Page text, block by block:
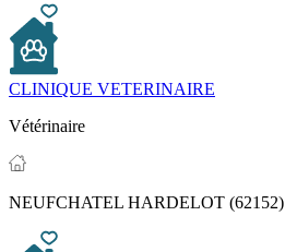
CLINIQUE VETERINAIRE
Vétérinaire
NEUFCHATEL HARDELOT (62152)